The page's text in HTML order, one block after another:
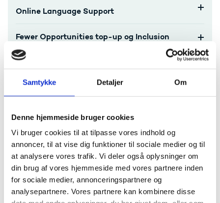
Samtykke Detaljer Om
Denne hjemmeside bruger cookies
Vi bruger cookies til at tilpasse vores indhold og
annoncer, til at vise dig funktioner til sociale medier og til
at analysere vores trafik. Vi deler også oplysninger om
din brug af vores hjemmeside med vores partnere inden
for sociale medier, annonceringspartnere og
analysepartnere. Vores partnere kan kombinere disse
Online Language Support
Fewer Opportunities top-up og Inclusion
Green travel
Force majeure og afbrudte mobilitetsophold
Formidling af dit projekt
Selvevalueringsskema
Behandling af data og personoplysninger
Klagevejledning